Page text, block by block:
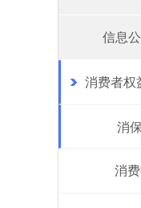
信息
消费者权
消
消